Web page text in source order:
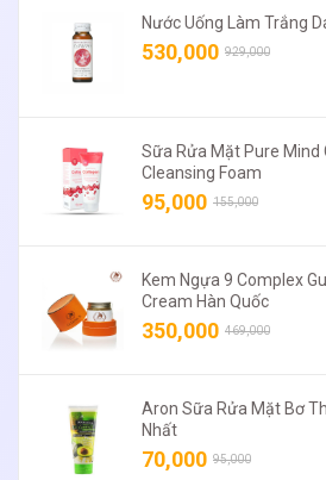
Nước Uống Làm Trắng
530,000 929,000
Sữa Rửa Mặt Pure Mind
Cleansing Foam
95,000 155,000
Kem Ngựa 9 Complex
Cream Hàn Quốc
350,000 469,000
Aron Sữa Rửa Mặt Bơ
Nhất
70,000 95,000